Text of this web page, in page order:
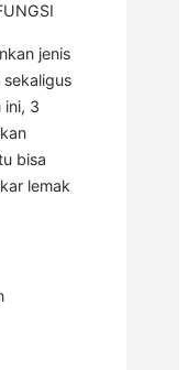
jenis
ini, 3
bisa
lemak